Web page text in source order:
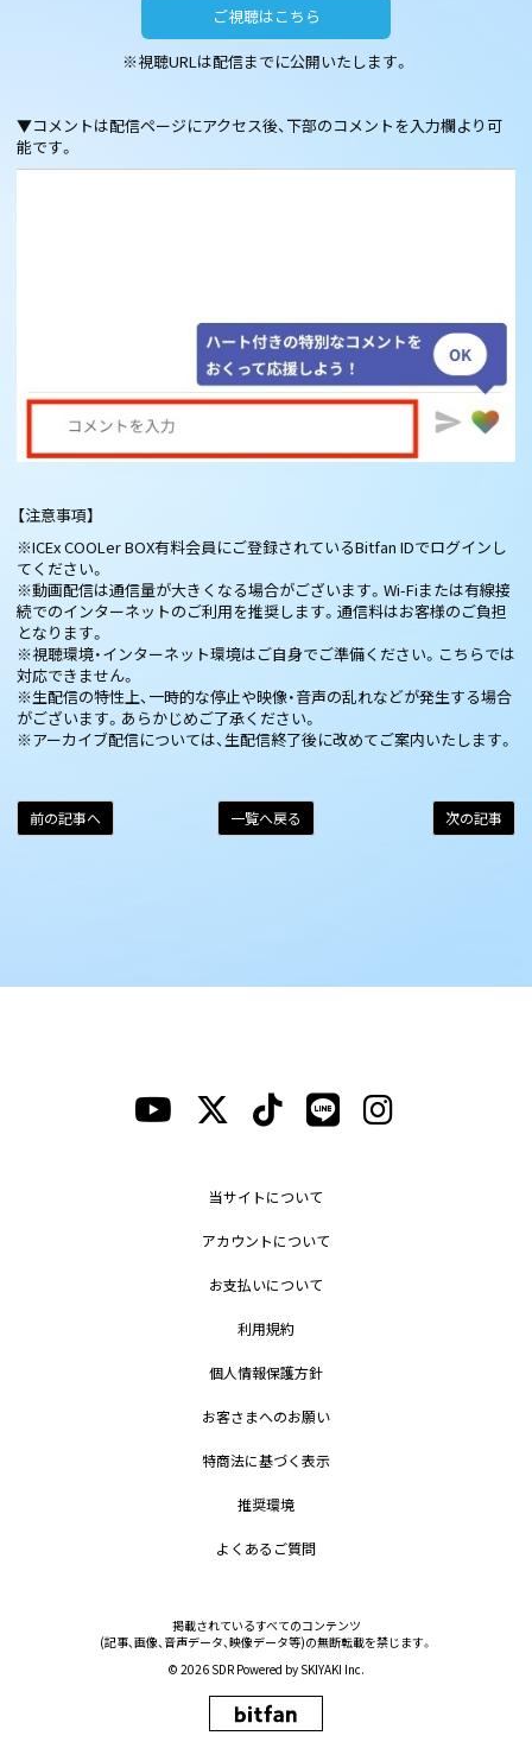
ご視聴はこちら
※視聴URLは配信までに公開いたします。
▼コメントは配信ページにアクセス後、下部のコメントを入力欄より可
能です。
【注意事項】
※ICEx COOLer BOX有料会員にご登録されているBitfan IDでログインし
てください。
※動画配信は通信量が大きくなる場合がございます。Wi-Fiまたは有線接
続でのインターネットのご利用を推奨します。通信料はお客様のご負担
となります。
※視聴環境・インターネット環境はご自身でご準備ください。こちらでは
対応できません。
※生配信の特性上、一時的な停止や映像・音声の乱れなどが発生する場合
がございます。あらかじめご了承ください。
※アーカイブ配信については、生配信終了後に改めてご案内いたします。
次の記事
一覧へ戻る
前の記事へ
当サイトについて
アカウントについて
お支払いについて
利用規約
個人情報保護方針
お客さまへのお願い
特商法に基づく表示
推奨環境
よくあるご質問
掲載されているすべてのコンテンツ
(記事、画像、音声データ、映像データ等)の無断転載を禁じます。
© 2026 SDR Powered by SKIYAKI Inc.